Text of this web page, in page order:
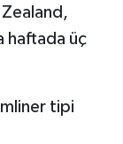
Zealand,
haftada üç
tipi